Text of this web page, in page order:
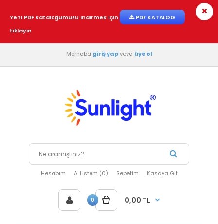
Yeni PDF kataloğumuzu indirmek için
PDF KATALOG
tıklayın
Merhaba giriş yapveya üye ol
Hesabım A. Listem (0) Sepetim Kasaya Git
0 0,00 TL